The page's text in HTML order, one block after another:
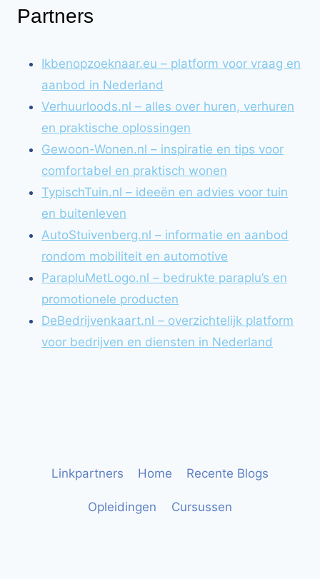
Partners
Ikbenopzoeknaar.eu – platform voor vraag en
aanbod in Nederland
Verhuurloods.nl – alles over huren, verhuren
en praktische oplossingen
Gewoon-Wonen.nl – inspiratie en tips voor
comfortabel en praktisch wonen
TypischTuin.nl – ideeën en advies voor tuin
en buitenleven
AutoStuivenberg.nl – informatie en aanbod
rondom mobiliteit en automotive
ParapluMetLogo.nl – bedrukte paraplu’s en
promotionele producten
DeBedrijvenkaart.nl – overzichtelijk platform
voor bedrijven en diensten in Nederland
Linkpartners Home Recente Blogs
Opleidingen Cursussen